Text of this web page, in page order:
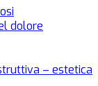
dolore
– estetica